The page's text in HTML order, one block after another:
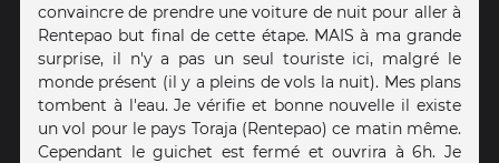
convaincre de prendre une voiture de nuit pour aller à
Rentepao but final de cette étape. MAIS à ma grande
surprise, il n'y a pas un seul touriste ici, malgré le
monde présent (il y a pleins de vols la nuit). Mes plans
tombent à l'eau. Je vérifie et bonne nouvelle il existe
un vol pour le pays Toraja (Rentepao) ce matin même.
Cependant le guichet est fermé et ouvrira à 6h. Je